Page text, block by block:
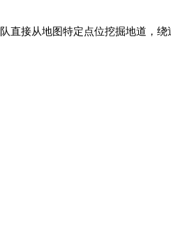
直接从地图特定点位挖掘地道，